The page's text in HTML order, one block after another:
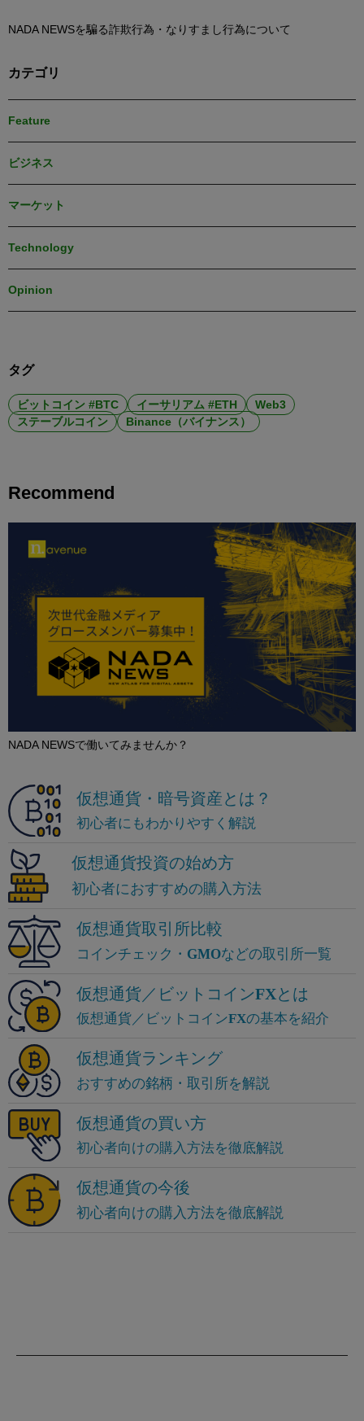
NADA NEWSを騙る詐欺行為・なりすまし行為について
カテゴリ
Feature
ビジネス
マーケット
Technology
Opinion
タグ
ビットコイン #BTC イーサリアム #ETH
Web3
ステーブルコイン
Binance（バイナンス）
Recommend
NADA NEWSで働いてみませんか？